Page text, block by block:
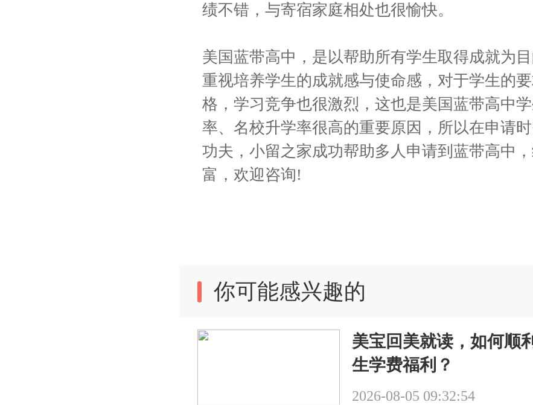
绩不错，与寄宿家庭相处也很愉快。
美国蓝带高中，是以帮助所有学生取得成就为
重视培养学生的成就感与使命感，对于学生的
格，学习竞争也很激烈，这也是美国蓝带高中
率、名校升学率很高的重要原因，所以在申请
功夫，小留之家成功帮助多人申请到蓝带高中
富，欢迎咨询!
你可能感兴趣的
美宝回美就读，如何顺
生学费福利？
2026-08-05 09:32:54